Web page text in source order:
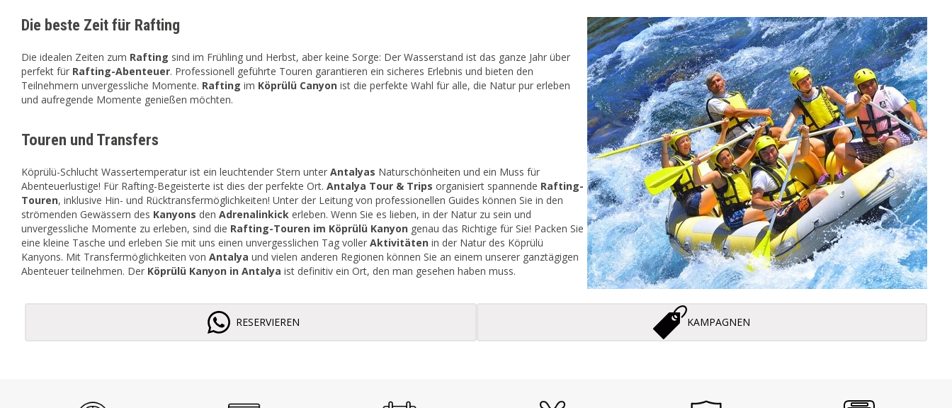
Die beste Zeit für Rafting
Die idealen Zeiten zum Rafting sind im Frühling und Herbst, aber keine Sorge: Der Wasserstand ist das ganze Jahr über
perfekt für Rafting-Abenteuer. Professionell geführte Touren garantieren ein sicheres Erlebnis und bieten den
Teilnehmern unvergessliche Momente. Rafting im Köprülü Canyon ist die perfekte Wahl für alle, die Natur pur erleben
und aufregende Momente genießen möchten.
Touren und Transfers
Köprülü-Schlucht Wassertemperatur ist ein leuchtender Stern unter Antalyas Naturschönheiten und ein Muss für
Abenteuerlustige! Für Rafting-Begeisterte ist dies der perfekte Ort. Antalya Tour & Trips organisiert spannende Rafting-
Touren, inklusive Hin- und Rücktransfermöglichkeiten! Unter der Leitung von professionellen Guides können Sie in den
strömenden Gewässern des Kanyons den Adrenalinkick erleben. Wenn Sie es lieben, in der Natur zu sein und
unvergessliche Momente zu erleben, sind die Rafting-Touren im Köprülü Kanyon genau das Richtige für Sie! Packen Sie
eine kleine Tasche und erleben Sie mit uns einen unvergesslichen Tag voller Aktivitäten in der Natur des Köprülü
Kanyons. Mit Transfermöglichkeiten von Antalya und vielen anderen Regionen können Sie an einem unserer ganztägigen
Abenteuer teilnehmen. Der Köprülü Kanyon in Antalya ist definitiv ein Ort, den man gesehen haben muss.
RESERVIEREN KAMPAGNEN